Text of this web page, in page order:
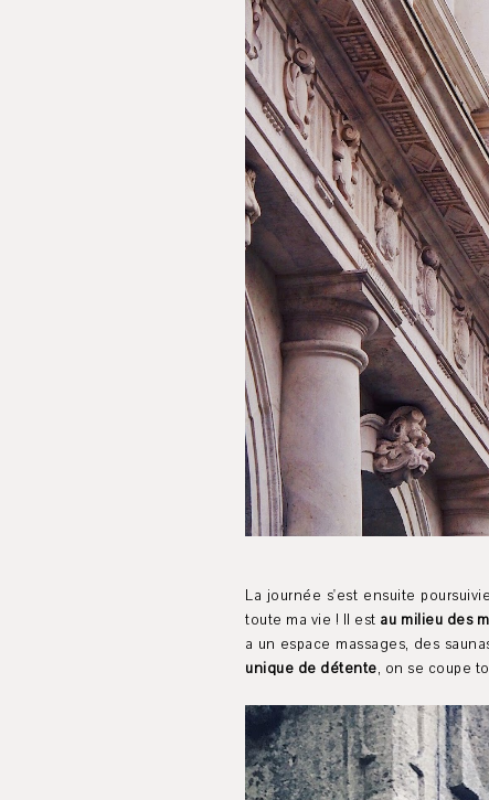
La journée s'est ensuite
toute ma vie ! Il est au milieu des
a un espace massages, des
unique de détente, on se coupe